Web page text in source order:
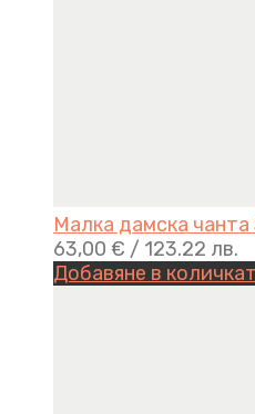
Малка дамска
63,00 € / 123.22 лв.
Добавяне в